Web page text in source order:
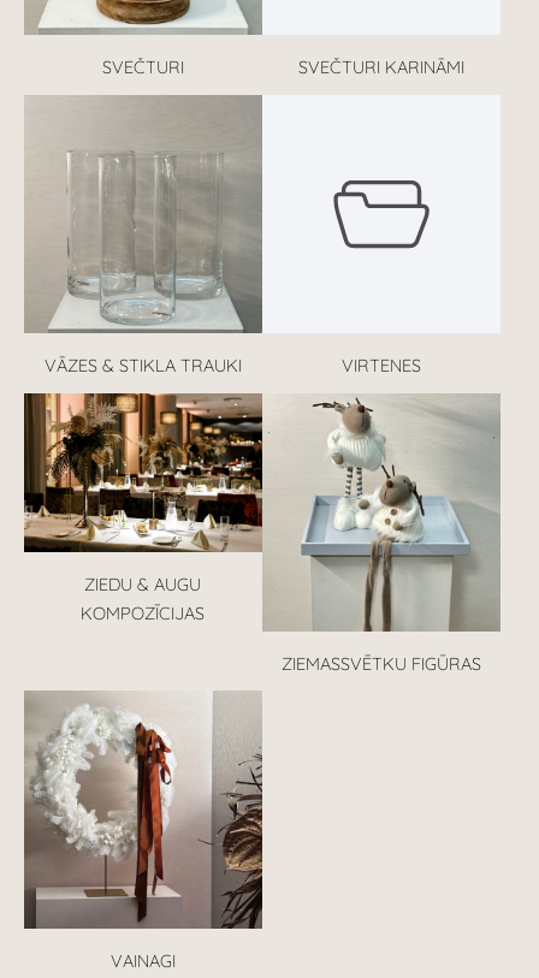
SVEČTURI SVEČTURI KARINĀMI
VĀZES & STIKLA TRAUKI VIRTENES
ZIEDU & AUGU
KOMPOZĪCIJAS
ZIEMASSVĒTKU FIGŪRAS
VAINAGI